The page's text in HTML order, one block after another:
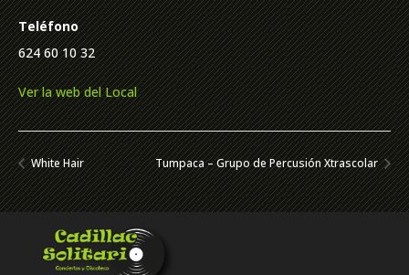
Teléfono
624 60 10 32
Ver la web del Local
White Hair Tumpaca – Grupo de Percusión Xtrascolar